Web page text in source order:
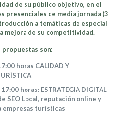
de su público objetivo, en el
presenciales de media jornada (3
a temáticas de especial
mejora de su competitividad.
propuestas son:
horas CALIDAD Y
horas: ESTRATEGIA DIGITAL
SEO Local, reputación online y
empresas turísticas